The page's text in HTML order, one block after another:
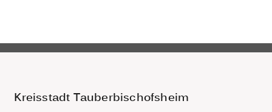
Kreisstadt Tauberbischofsheim